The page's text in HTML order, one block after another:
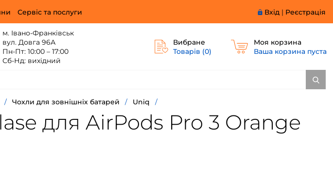
Вхід | Реєстрація
Сервіс та послуги
м. Івано-Франківськ
вул. Довга 96А
Пн-Пт: 10:00 – 17:00
Сб-Нд: вихідний
Вибране
Товарів (0)
Моя корзина
Ваша корзина пуста
/ Чохли для зовнішніх батарей / Uniq /
для AirPods Pro 3 Orange